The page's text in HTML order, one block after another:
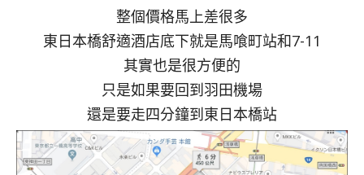
整個價格馬上差很多
東日本橋舒適酒店底下就是馬喰町站和7-11
其實也是很方便的
只是如果要回到羽田機場
還是要走四分鐘到東日本橋站